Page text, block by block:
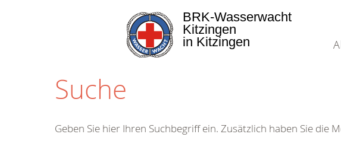
BRK-Wasserwacht
Kitzingen
in Kitzingen
Suche
Geben Sie hier Ihren Suchbegriff ein. Zusätzlich haben Sie die